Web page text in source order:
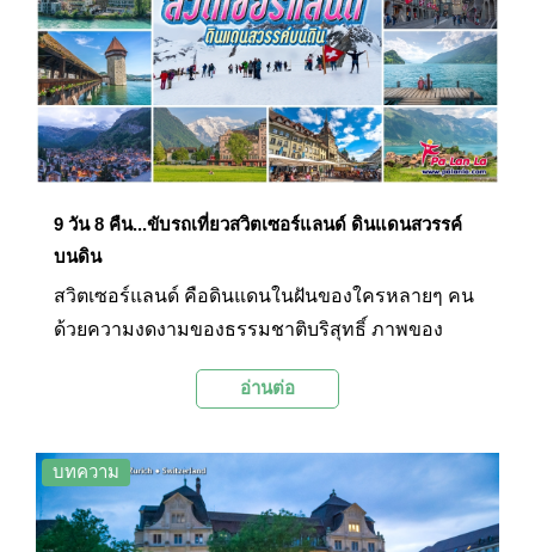
9 วัน 8 คืน...ขับรถเที่ยวสวิตเซอร์แลนด์ ดินแดนสวรรค์
บนดิน
สวิตเซอร์แลนด์ คือดินแดนในฝันของใครหลายๆ คน
ด้วยความงดงามของธรรมชาติบริสุทธิ์ ภาพของ
เรือนหลังน้อยที่กระจายตัวอยู่อย่างเหมาะเจาะ เทือก
แดนที่ได้ชื่อว่าเป็นหลังคาของทวีปยุโรปแห่งนี้ ไป
จนถึงความรุ่มรวยทางประวัติศาสตร์ วัฒนธรรม และ
สถาปัตยกรรมเก่าแก่ตามเมืองต่างๆ ล้วนแต่เป็นเสน่ห์
อ่านต่อ
บทความ